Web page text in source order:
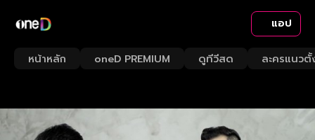
แอป
หน้าหลัก oneD PREMIUM ดูทีวีสด ละครแนวตั้